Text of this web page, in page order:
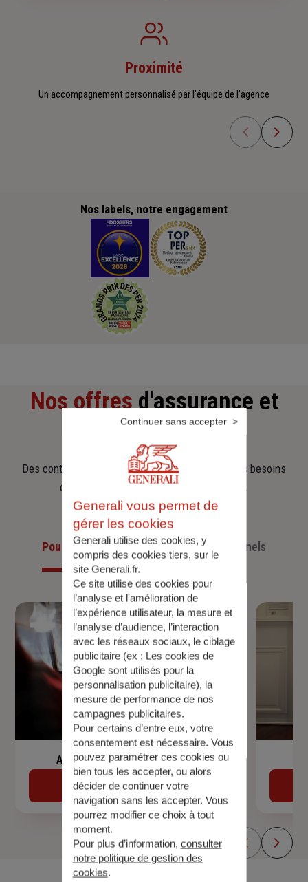
Proximité
Un accompagnement personnalisé par l'équipe de l'agence
Nos labels, notre engagement
Nos offresd'assurance et
d'épargne
Des contrats clairs et flexibles pour sécuriser vos besoins
d’aujourd’hui et anticiper ceux de demain.
Pour les particuliersPour les professionnels
Assurance de prêt immobilier
Découvrir
Generali vous permet de
gérer les cookies
Generali utilise des cookies, y
compris des cookies tiers, sur le
site Generali.fr.
Ce site utilise des cookies pour
l’analyse et l'amélioration de
l’expérience utilisateur, la mesure et
l’analyse d’audience, l’interaction
avec les réseaux sociaux, le ciblage
publicitaire (ex : Les cookies de
Google sont utilisés pour la
personnalisation publicitaire), la
mesure de performance de nos
campagnes publicitaires.
Pour certains d’entre eux, votre
consentement est nécessaire. Vous
pouvez paramétrer ces cookies ou
bien tous les accepter, ou alors
décider de continuer votre
navigation sans les accepter. Vous
pourrez modifier ce choix à tout
moment.
Pour plus d’information, consulter
notre politique de gestion des
cookies.
Continuer sans accepter